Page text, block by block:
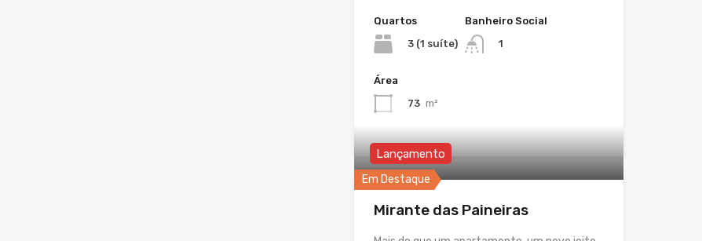
Quartos
3 (1 suíte)
Banheiro Social
1
Área
73 m²
Em Destaque
Lançamento
Mirante das Paineiras